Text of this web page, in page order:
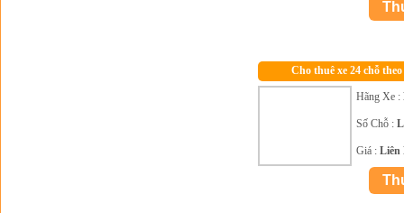
Cho thuê xe 24 chỗ
Hãng Xe :
Số Chỗ :
Giá : Liên